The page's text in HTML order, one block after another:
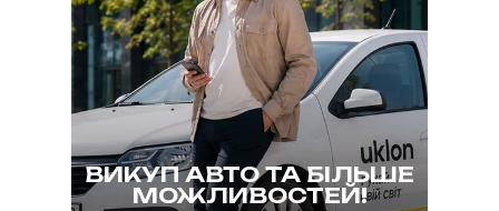
ВИКУП АВТО ТА БІЛЬШЕ
МОЖЛИВОСТЕЙ!